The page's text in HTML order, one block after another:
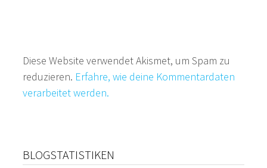
Diese Website verwendet Akismet, um Spam zu
reduzieren. Erfahre, wie deine Kommentardaten
verarbeitet werden.
BLOGSTATISTIKEN